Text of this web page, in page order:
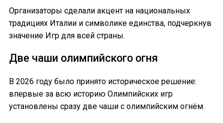
Организаторы сделали акцент на национальных
традициях Италии и символике единства, подчеркнув
значение Игр для всей страны.
Две чаши олимпийского огня
В 2026 году было принято историческое решение:
впервые за всю историю Олимпийских игр
установлены сразу две чаши с олимпийским огнём.